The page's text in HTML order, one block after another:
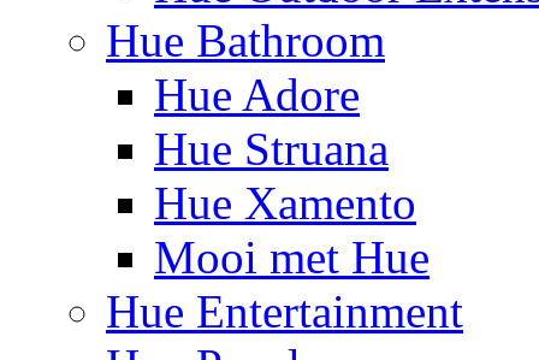
Hue Bathroom
Hue Adore
Hue Struana
Hue Xamento
Mooi met Hue
Hue Entertainment